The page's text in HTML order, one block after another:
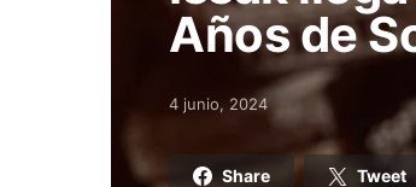
Años de
Posted on
4 junio, 2024
Share Tweet